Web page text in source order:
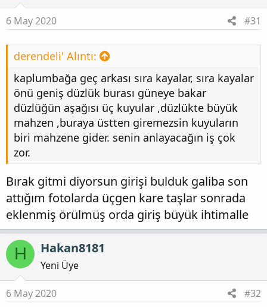
6 May 2020 #31
derendeli' Alıntı:
kaplumbağa geç arkası sıra kayalar, sıra kayalar
önü geniş düzlük burası güneye bakar
düzlüğün aşağısı üç kuyular ,düzlükte büyük
mahzen ,buraya üstten giremezsin kuyuların
biri mahzene gider. senin anlayacağın iş çok
zor.
Bırak gitmi diyorsun girişi bulduk galiba son
attığım fotolarda üçgen kare taşlar sonrada
eklenmiş örülmüş orda giriş büyük ihtimalle
H Hakan8181
Yeni Üye
6 May 2020 #32